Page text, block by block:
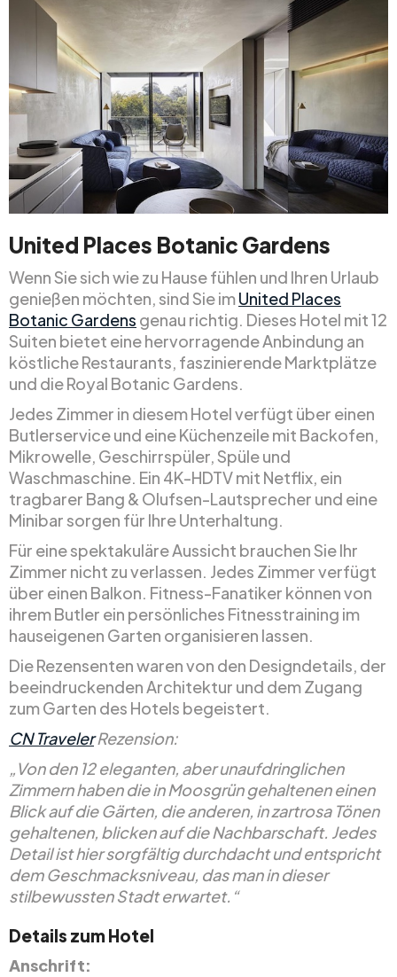
United Places Botanic Gardens
Wenn Sie sich wie zu Hause fühlen und Ihren Urlaub
genießen möchten, sind Sie imUnited Places
Botanic Gardens genau richtig. Dieses Hotel mit 12
Suiten bietet eine hervorragende Anbindung an
köstliche Restaurants, faszinierende Marktplätze
und die Royal Botanic Gardens.
Jedes Zimmer in diesem Hotel verfügt über einen
Butlerservice und eine Küchenzeile mit Backofen,
Mikrowelle, Geschirrspüler, Spüle und
Waschmaschine. Ein 4K-HDTV mit Netflix, ein
tragbarer Bang & Olufsen-Lautsprecher und eine
Minibar sorgen für Ihre Unterhaltung.
Für eine spektakuläre Aussicht brauchen Sie Ihr
Zimmer nicht zu verlassen. Jedes Zimmer verfügt
über einen Balkon. Fitness-Fanatiker können von
ihrem Butler ein persönliches Fitnesstraining im
hauseigenen Garten organisieren lassen.
Die Rezensenten waren von den Designdetails, der
beeindruckenden Architektur und dem Zugang
zum Garten des Hotels begeistert.
CN TravelerRezension:
„Von den 12 eleganten, aber unaufdringlichen
Zimmern haben die in Moosgrün gehaltenen einen
Blick auf die Gärten, die anderen, in zartrosa Tönen
gehaltenen, blicken auf die Nachbarschaft. Jedes
Detail ist hier sorgfältig durchdacht und entspricht
dem Geschmacksniveau, das man in dieser
stilbewussten Stadt erwartet.“
Details zum Hotel
Anschrift: